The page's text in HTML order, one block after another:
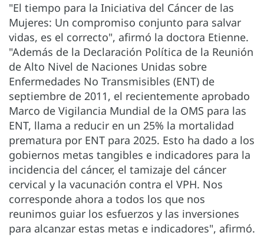
"El tiempo para la Iniciativa del Cáncer de las
Mujeres: Un compromiso conjunto para salvar
vidas, es el correcto", afirmó la doctora Etienne.
"Además de la Declaración Política de la Reunión
de Alto Nivel de Naciones Unidas sobre
Enfermedades No Transmisibles (ENT) de
septiembre de 2011, el recientemente aprobado
Marco de Vigilancia Mundial de la OMS para las
ENT, llama a reducir en un 25% la mortalidad
prematura por ENT para 2025. Esto ha dado a los
gobiernos metas tangibles e indicadores para la
incidencia del cáncer, el tamizaje del cáncer
cervical y la vacunación contra el VPH. Nos
corresponde ahora a todos los que nos
reunimos guiar los esfuerzos y las inversiones
para alcanzar estas metas e indicadores", afirmó.